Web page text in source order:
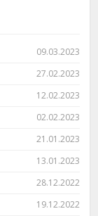
09.03.2023
27.02.2023
12.02.2023
02.02.2023
21.01.2023
13.01.2023
28.12.2022
19.12.2022